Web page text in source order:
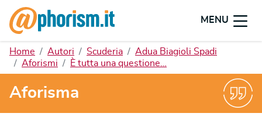
MENU
Home Autori Scuderia
Adua Biagioli Spadi
Aforismi
È tutta una questione…
Aforisma